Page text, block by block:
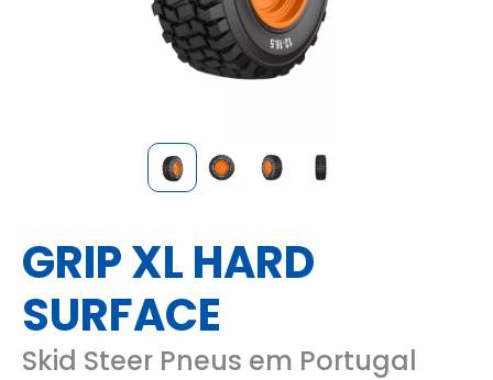
GRIP XL HARD
SURFACE
Skid Steer Pneus em Portugal